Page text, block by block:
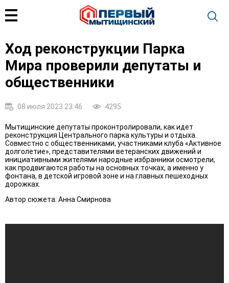
Ход реконструкции Парка
Мира проверили депутаты и
общественники
08 июля 2023 23:46 4295
Мытищинские депутаты проконтролировали, как идет
реконструкция Центрального парка культуры и отдыха.
Совместно с общественниками, участниками клуба «Активное
долголетие», представителями ветеранских движений и
инициативными жителями народные избранники осмотрели,
как продвигаются работы на основных точках, а именно у
фонтана, в детской игровой зоне и на главных пешеходных
дорожках.
Автор сюжета: Анна Смирнова